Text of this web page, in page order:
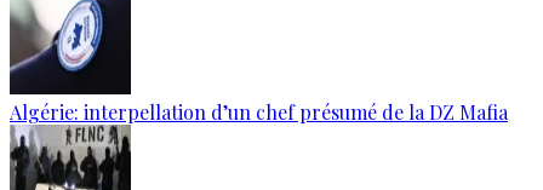
Algérie: interpellation d’un chef présumé de la DZ Mafia